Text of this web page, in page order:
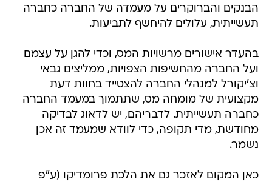
הבנקים והברוקרים על מעמדה של החברה כחברה
תעשייתית, עלולים להיחשף לתביעות.
בהעדר אישורים מרשויות המס, וכדי להגן על עצמם
ועל החברה מהחשיפות הצפויות, ממליצים גבאי
וצ'יקורל למנהלי החברה להצטייד בחוות דעת
מקצועית של מומחה מס, שתתמוך במעמד החברה
כחברה תעשייתית. לדבריהם, יש לדאוג לבדיקה
מחודשת, מדי תקופה, כדי לוודא שמעמד זה אכן
נשמר.
כאן המקום לאזכר גם את הלכת פרומדיקו (ע"פ